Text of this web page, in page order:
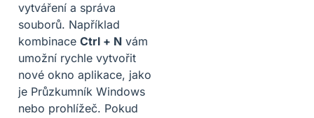
vytváření a správa
souborů. Například
kombinace Ctrl + N vám
umožní rychle vytvořit
nové okno aplikace, jako
je Průzkumník Windows
nebo prohlížeč. Pokud